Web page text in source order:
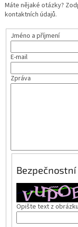
Máte nějaké otázky?
kontaktních údajů.
Jméno a příjmení
E-mail
Zpráva
Opište text z obrázku